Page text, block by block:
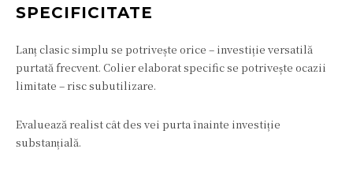
SPECIFICITATE
Lanț clasic simplu se potrivește orice – investiție versatilă
purtată frecvent. Colier elaborat specific se potrivește ocazii
limitate – risc subutilizare.
Evaluează realist cât des vei purta înainte investiție
substanțială.